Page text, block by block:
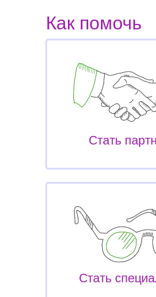
Как помочь
Стать
Стать